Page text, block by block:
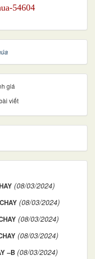
54604
giá
viết
(08/03/2024)
(08/03/2024)
(08/03/2024)
(08/03/2024)
–B (08/03/2024)